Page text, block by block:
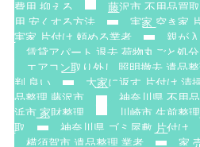
費用 抑える
藤沢市 不用品買
用 安くする方法
実家 空き家
実家 片付け 頼める業者
親が
賃貸アパート 退去 荷物丸ごと処分
エアコン取り外し 照明撤去 遺品
判 良い
大家に返す 片付け 清
品整理 藤沢市
神奈川県 不用
浜市 家財整理
川崎市 生前整理
取
神奈川県 ゴミ屋敷 片付け
横須賀市 遺品整理 業者
家